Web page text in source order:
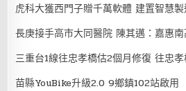
虎科大獲西門子贈千萬軟體 建置智慧
長庚接手高市大同醫院 陳其邁：嘉惠
三重台1線往忠孝橋估2個月修復 往忠
苗縣YouBike升級2.0 9鄉鎮102站啟用